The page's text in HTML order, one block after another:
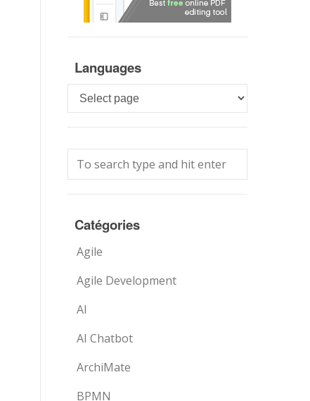
Languages
Languages
Catégories
Agile
Agile Development
AI
AI Chatbot
ArchiMate
BPMN